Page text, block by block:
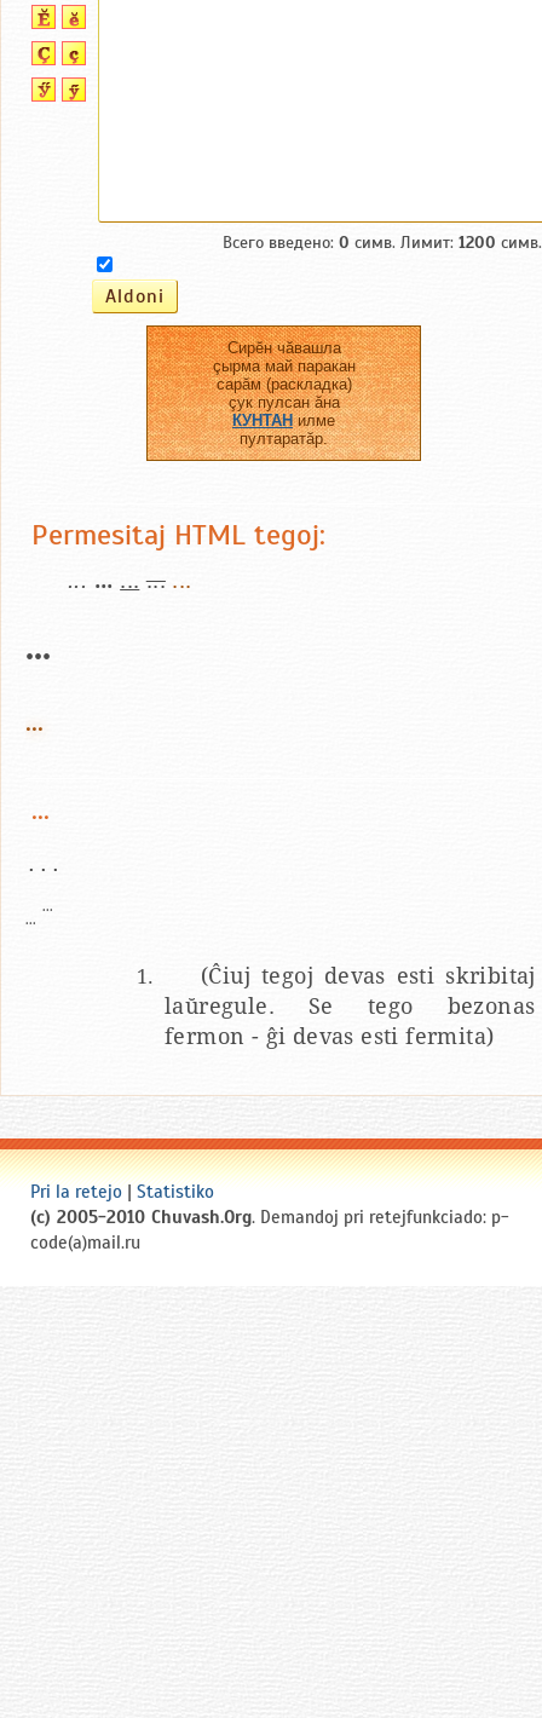
Всего введено: 0 симв. Лимит: 1200 симв.
Сирĕн чăвашла
çырма май паракан
сарăм (раскладка)
çук пулсан ăна
КУНТАН илме
пултаратăр.
Permesitaj HTML tegoj:
... ... ... ... ...
...
...
...
...
...
...
(Ĉiuj tegoj devas esti skribitaj
laŭregule. Se tego bezonas
fermon - ĝi devas esti fermita)
Pri la retejo | Statistiko
(c) 2005-2010 Chuvash.Org. Demandoj pri retejfunkciado: p-
code(a)mail.ru